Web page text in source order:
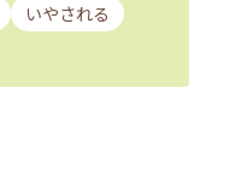
いやされる